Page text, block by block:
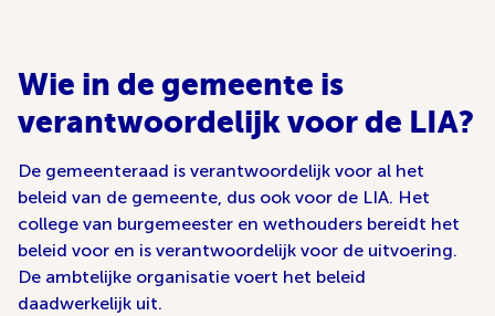
Wie in de gemeente is
verantwoordelijk voor de LIA?
De gemeenteraad is verantwoordelijk voor al het
beleid van de gemeente, dus ook voor de LIA. Het
college van burgemeester en wethouders bereidt het
beleid voor en is verantwoordelijk voor de uitvoering.
De ambtelijke organisatie voert het beleid
daadwerkelijk uit.